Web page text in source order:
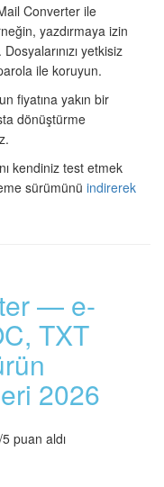
Converter ile
yazdırmaya izin
yetkisiz
ile koruyun.
fiyatına yakın bir
dönüştürme
kendiniz test etmek
sürümünü indirerek
— e-
TXT
2026
puan aldı